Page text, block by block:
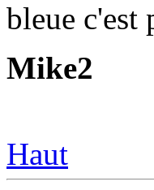
bleue c'est
Mike2
Haut